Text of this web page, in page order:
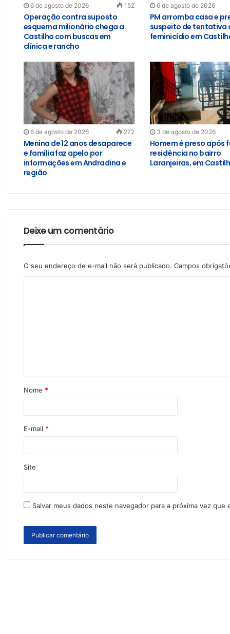
6 de agosto de 2026 152
Operação contra suposto
esquema milionário chega a
Castilho com buscas em
clínica e rancho
6 de agosto de 2026
PM arromba casa e
suspeito de tentativa
feminicídio em
6 de agosto de 2026 272
Menina de 12 anos desaparece
e família faz apelo por
informações em Andradina e
região
3 de agosto de 2026
Homem é preso após
residência no bairro
Laranjeiras, em
Deixe um comentário
O seu endereço de e-mail não será publicado. Campos
Nome *
E-mail *
Site
Salvar meus dados neste navegador para a próxima vez que